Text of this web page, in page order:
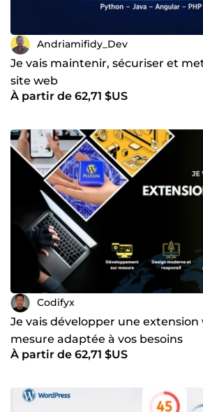
Andriamifidy_Dev
Je vais maintenir, sécuriser et
site web
À partir de 62,71 $US
Codifyx
Je vais développer une extension
mesure adaptée à vos besoins
À partir de 62,71 $US